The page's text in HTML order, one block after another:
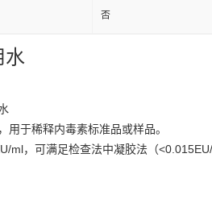
否
水
用于稀释内毒素标准品或样品。
ml，可满足检查法中凝胶法（